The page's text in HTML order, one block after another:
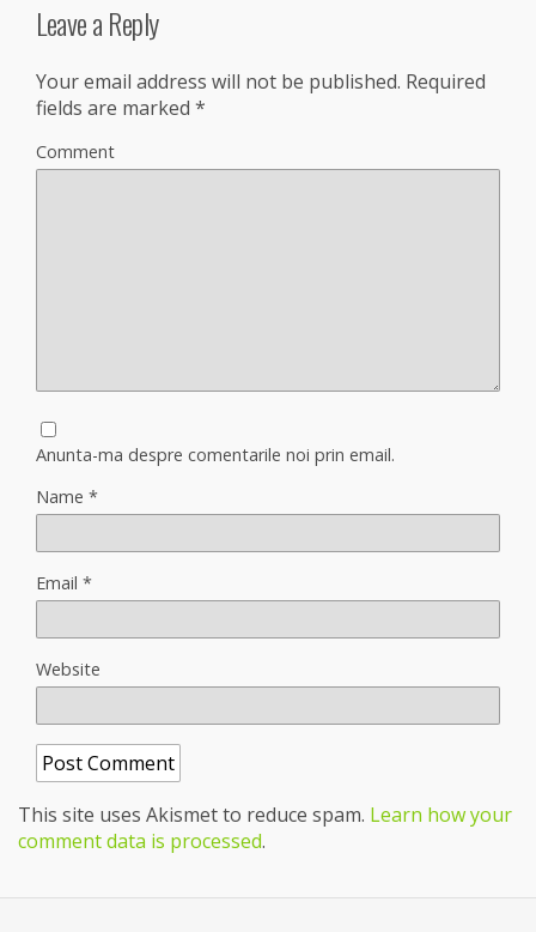
Leave a Reply
Your email address will not be published. Required
fields are marked *
Comment
Anunta-ma despre comentarile noi prin email.
Name *
Email *
Website
This site uses Akismet to reduce spam. Learn how your
comment data is processed.